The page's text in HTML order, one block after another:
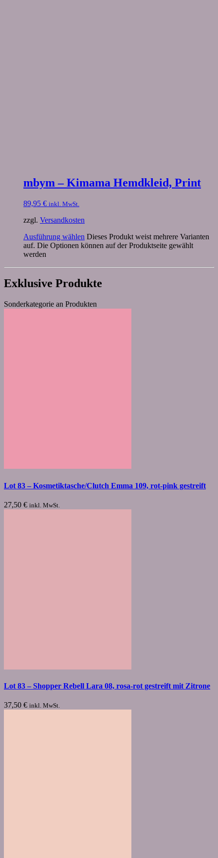
mbym – Kimama Hemdkleid, Print
89,95 € inkl. MwSt.
zzgl. Versandkosten
Ausführung wählen Dieses Produkt weist mehrere Varianten
auf. Die Optionen können auf der Produktseite gewählt
werden
Exklusive Produkte
Sonderkategorie an Produkten
Lot 83 – Kosmetiktasche/Clutch Emma 109, rot-pink gestreift
27,50 € inkl. MwSt.
Lot 83 – Shopper Rebell Lara 08, rosa-rot gestreift mit Zitrone
37,50 € inkl. MwSt.